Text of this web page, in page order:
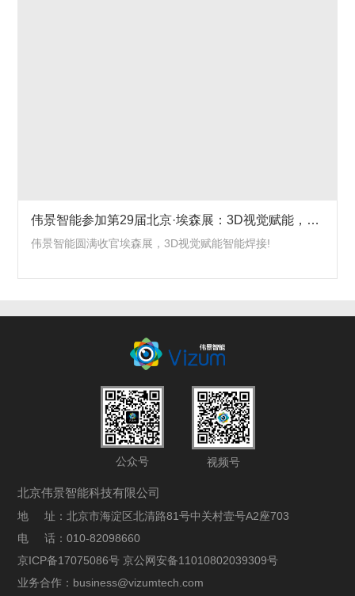
伟景智能参加第29届北京·埃森展：3D视觉赋能，共筑智能焊接新生态
伟景智能圆满收官埃森展，3D视觉赋能智能焊接!
公众号 视频号
北京伟景智能科技有限公司
地 址：北京市海淀区北清路81号中关村壹号A2座703
电 话：010-82098660
京ICP备17075086号 京公网安备11010802039309号
业务合作：business@vizumtech.com